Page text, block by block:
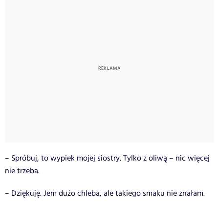
– Spróbuj, to wypiek mojej siostry. Tylko z oliwą – nic więcej
nie trzeba.
– Dziękuję. Jem dużo chleba, ale takiego smaku nie znałam.